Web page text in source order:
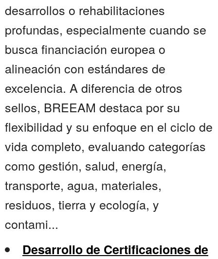
desarrollos o rehabilitaciones
profundas, especialmente cuando se
busca financiación europea o
alineación con estándares de
excelencia. A diferencia de otros
sellos, BREEAM destaca por su
flexibilidad y su enfoque en el ciclo de
vida completo, evaluando categorías
como gestión, salud, energía,
transporte, agua, materiales,
residuos, tierra y ecología, y
contami...
Desarrollo de Certificaciones de